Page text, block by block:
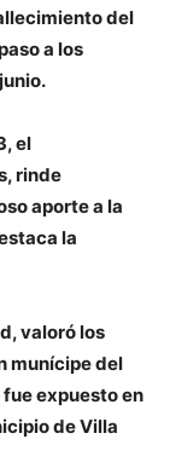
del
a los
el
rinde
aporte a la
la
valoró los
munícipe del
expuesto en
de Villa